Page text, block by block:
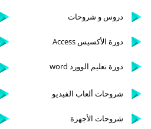
دروس و شروحات
دورة الأكسيس Access
دورة تعليم الوورد word
شروحات ألعاب الفيديو
شروحات الأجهزة